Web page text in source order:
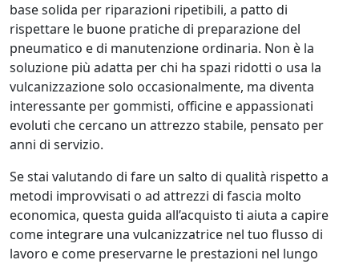
base solida per riparazioni ripetibili, a patto di
rispettare le buone pratiche di preparazione del
pneumatico e di manutenzione ordinaria. Non è la
soluzione più adatta per chi ha spazi ridotti o usa la
vulcanizzazione solo occasionalmente, ma diventa
interessante per gommisti, officine e appassionati
evoluti che cercano un attrezzo stabile, pensato per
anni di servizio.
Se stai valutando di fare un salto di qualità rispetto a
metodi improvvisati o ad attrezzi di fascia molto
economica, questa guida all’acquisto ti aiuta a capire
come integrare una vulcanizzatrice nel tuo flusso di
lavoro e come preservarne le prestazioni nel lungo